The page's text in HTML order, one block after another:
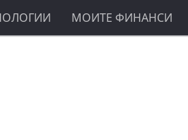
МОИТЕ ФИНАНСИ